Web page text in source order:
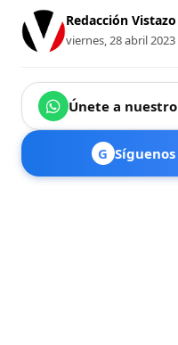
Redacción Vistazo
viernes, 28 abril 2023
Únete a
G